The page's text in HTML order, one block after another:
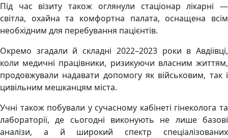
Під час візиту також оглянули стаціонар лікарні —
світла, охайна та комфортна палата, оснащена всім
необхідним для перебування пацієнтів.
Окремо згадали й складні 2022–2023 роки в Авдіївці,
коли медичні працівники, ризикуючи власним життям,
продовжували надавати допомогу як військовим, так і
цивільним мешканцям міста.
Учні також побували у сучасному кабінеті гінеколога та
лабораторії, де сьогодні виконують не лише базові
аналізи, а й широкий спектр спеціалізованих